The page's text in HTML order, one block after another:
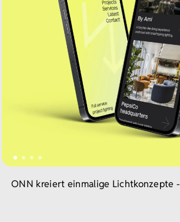
ONN kreiert einmalige Lichtkonzepte -